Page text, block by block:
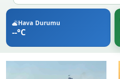
Hava Durumu
--°C